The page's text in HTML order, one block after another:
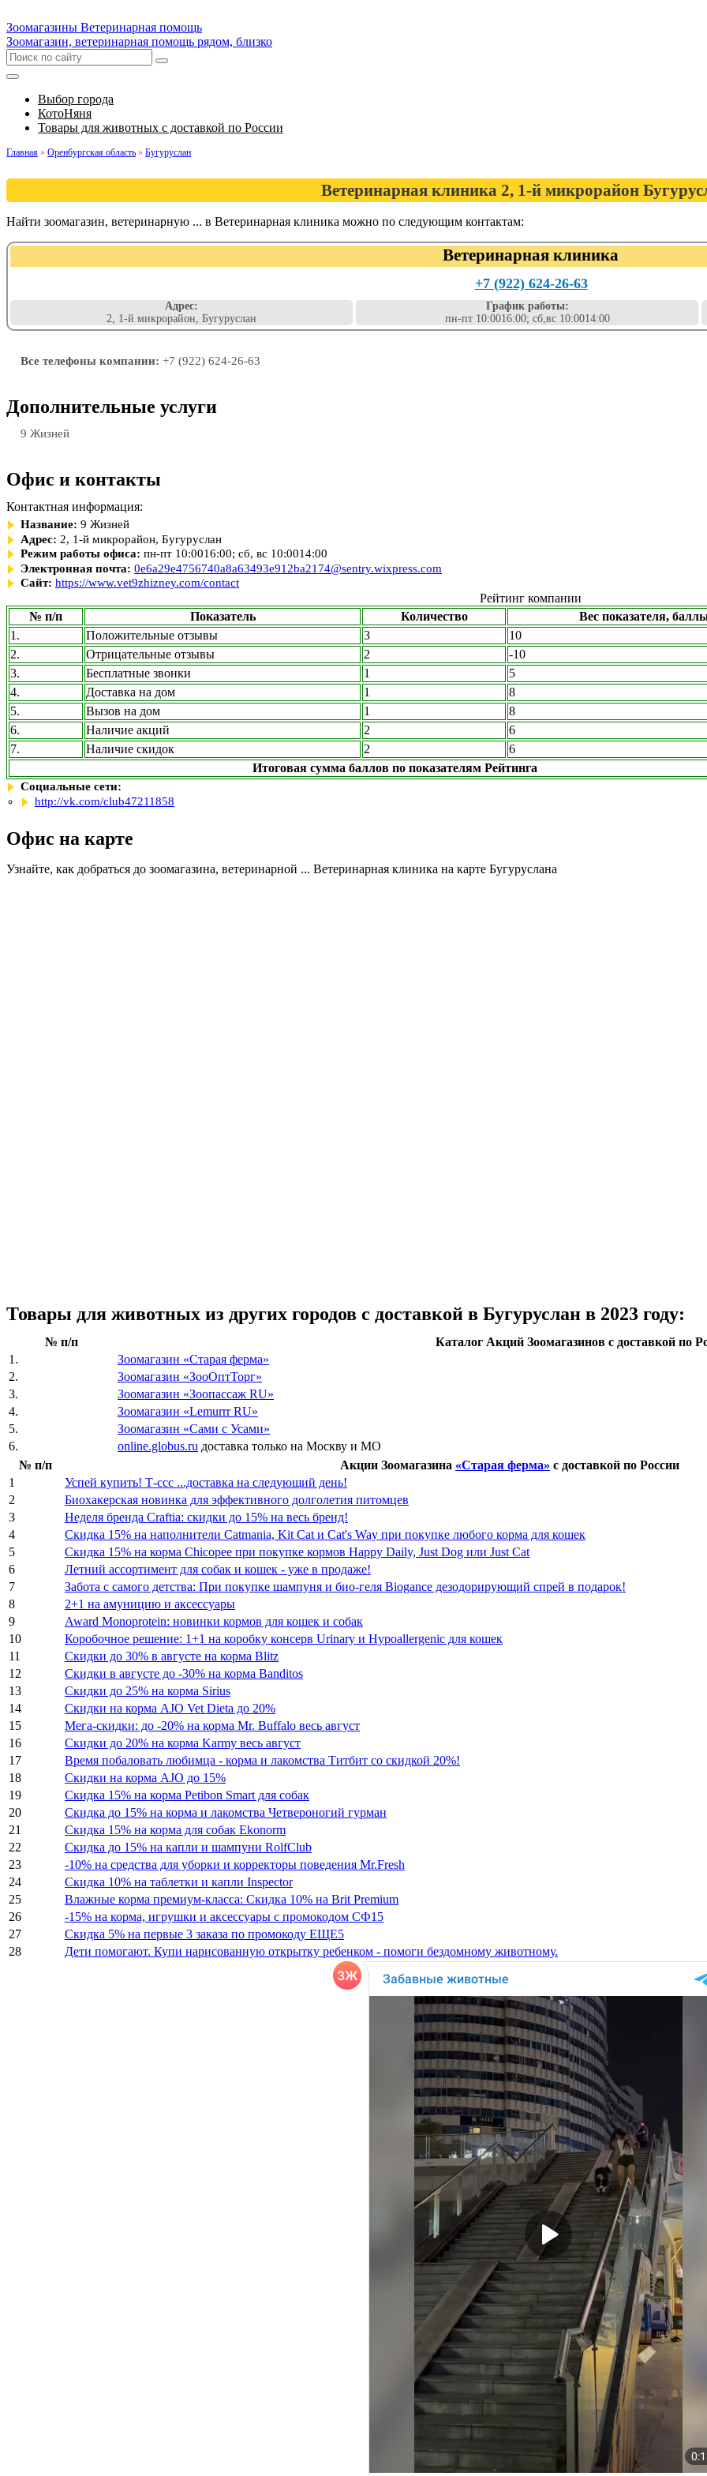
Зоомагазины Ветеринарная помощь
Зоомагазин, ветеринарная помощь рядом, близко
Выбор города
КотоНяня
Товары для животных с доставкой по России
Главная » Оренбургская область » Бугуруслан
Ветеринарная клиника 2, 1-й микрорайон
Найти зоомагазин, ветеринарную ... в Ветеринарная клиника можно по следующим контактам:
Ветеринарная клиника
+7 (922) 624-26-63
Адрес:
2, 1-й микрорайон, Бугуруслан
График работы:
пн-пт 10:0016:00; сб,вс 10:0014:00
Все телефоны компании: +7 (922) 624-26-63
Дополнительные услуги
9 Жизней
Офис и контакты
Контактная информация:
Название: 9 Жизней
Адрес: 2, 1-й микрорайон, Бугуруслан
Режим работы офиса: пн-пт 10:0016:00; сб, вс 10:0014:00
Электронная почта: 0e6a29e4756740a8a63493e912ba2174@sentry.wixpress.com
Сайт: https://www.vet9zhizney.com/contact
Рейтинг компании
№ п/п
Показатель Количество Вес показателя,
1.
Положительные отзывы 3 10
2.
Отрицательные отзывы 2 -10
3.
Бесплатные звонки 1 5
4.
Доставка на дом 1 8
5.
Вызов на дом 1 8
6.
Наличие акций 2 6
7.
Наличие скидок 2 6
Итоговая сумма баллов по показателям Рейтинга
Социальные сети:
http://vk.com/club47211858
Офис на карте
Узнайте, как добраться до зоомагазина, ветеринарной ... Ветеринарная клиника на карте Бугуруслана
Товары для животных из других городов с доставкой в Бугуруслан в 2023 году:
№ п/п
Каталог Акций Зоомагазинов с доставкой по
1.
Зоомагазин «Старая ферма»
2.
Зоомагазин «ЗооОптТорг»
3.
Зоомагазин «Зоопассаж RU»
4.
Зоомагазин «Lemurrr RU»
5.
Зоомагазин «Сами с Усами»
6.
online.globus.ru доставка только на Москву и МО
№ п/п
Акции Зоомагазина «Старая ферма» с доставкой по России
1
Успей купить! Т-ссс ...доставка на следующий день!
2
Биохакерская новинка для эффективного долголетия питомцев
3
Неделя бренда Craftia: скидки до 15% на весь бренд!
4
Скидка 15% на наполнители Catmania, Kit Cat и Cat's Way при покупке любого корма для кошек
5
Скидка 15% на корма Chicopee при покупке кормов Happy Daily, Just Dog или Just Cat
6
Летний ассортимент для собак и кошек - уже в продаже!
7
Забота с самого детства: При покупке шампуня и био-геля Biogance дезодорирующий спрей в подарок!
8
2+1 на амуницию и аксессуары
9
Award Monoprotein: новинки кормов для кошек и собак
10
Коробочное решение: 1+1 на коробку консерв Urinary и Hypoallergenic для кошек
11
Скидки до 30% в августе на корма Blitz
12
Скидки в августе до -30% на корма Banditos
13
Скидки до 25% на корма Sirius
14
Скидки на корма AJO Vet Dieta до 20%
15
Мега-скидки: до -20% на корма Mr. Buffalo весь август
16
Скидки до 20% на корма Karmy весь август
17
Время побаловать любимца - корма и лакомства Титбит со скидкой 20%!
18
Скидки на корма AJO до 15%
19
Скидка 15% на корма Petibon Smart для собак
20
Скидка до 15% на корма и лакомства Четвероногий гурман
21
Скидка 15% на корма для собак Ekonorm
22
Скидка до 15% на капли и шампуни RolfClub
23
-10% на средства для уборки и корректоры поведения Mr.Fresh
24
Скидка 10% на таблетки и капли Inspector
25
Влажные корма премиум-класса: Скидка 10% на Brit Premium
26
-15% на корма, игрушки и аксессуары с промокодом СФ15
27
Скидка 5% на первые 3 заказа по промокоду ЕЩЕ5
28
Дети помогают. Купи нарисованную открытку ребенком - помоги бездомному животному.